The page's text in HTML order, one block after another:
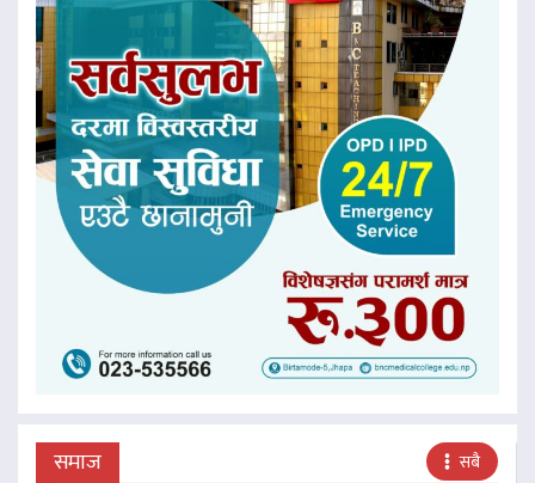
समाज सबै